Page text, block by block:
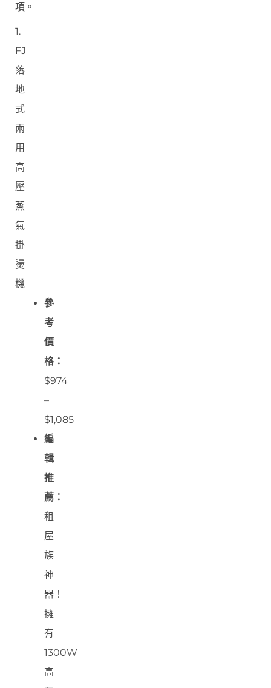
項。
1.
FJ
落
地
式
兩
用
高
壓
蒸
氣
掛
燙
機
參
考
價
格：
$974
–
$1,085
編
輯
推
薦：
租
屋
族
神
器！
擁
有
1300W
高